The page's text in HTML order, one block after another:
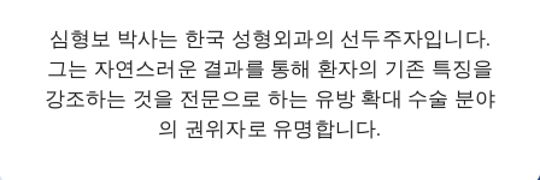
심형보 박사는 한국 성형외과의 선두주자입니다.
그는 자연스러운 결과를 통해 환자의 기존 특징을
강조하는 것을 전문으로 하는 유방 확대 수술 분야
의 권위자로 유명합니다.